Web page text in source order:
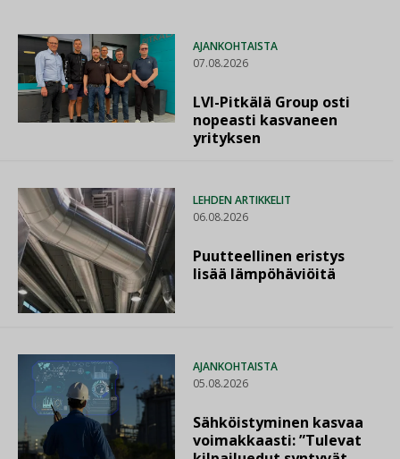
AJANKOHTAISTA
07.08.2026
LVI-Pitkälä Group osti
nopeasti kasvaneen
yrityksen
LEHDEN ARTIKKELIT
06.08.2026
Puutteellinen eristys
lisää lämpöhäviöitä
AJANKOHTAISTA
05.08.2026
Sähköistyminen kasvaa
voimakkaasti: ”Tulevat